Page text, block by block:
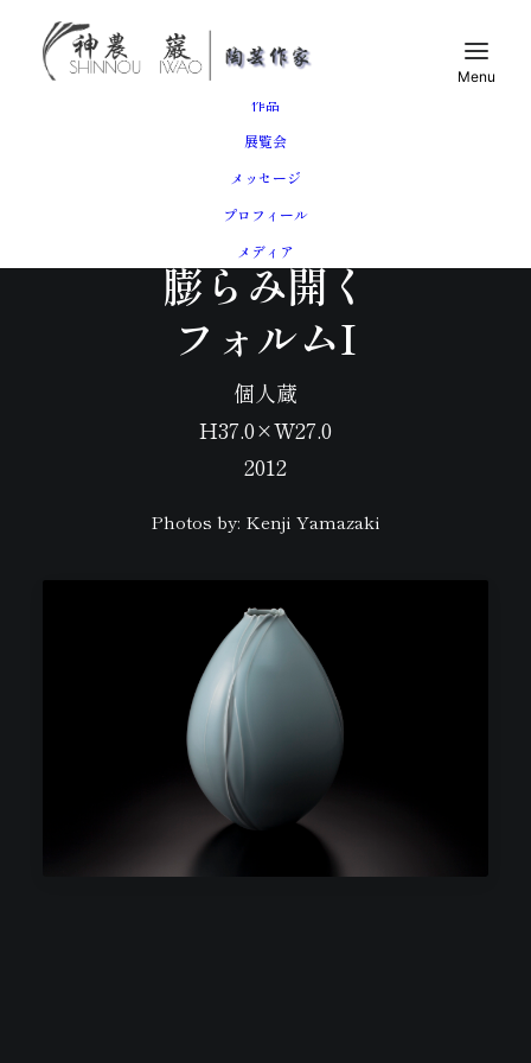
トップ
作品
展覧会
メッセージ
プロフィール
メディア
「膨胎」
膨らみ開く
フォルムI
個人蔵
H37.0×W27.0
2012
Photos by: Kenji Yamazaki